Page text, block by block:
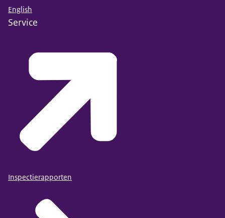
English
Service
Inspectierapporten